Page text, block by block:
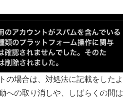
の場合は、対処法に記載をしたよ
への取り消しや、しばらくの間は